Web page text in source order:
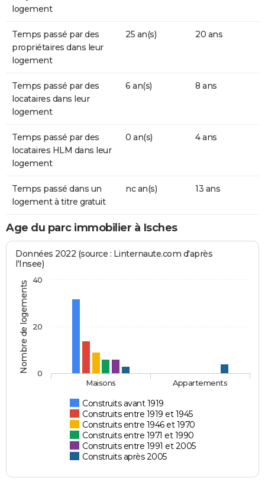
logement
Temps passé par des
propriétaires dans leur
logement
25 an(s) 20 ans
Temps passé par des
locataires dans leur
logement
6 an(s) 8 ans
Temps passé par des
locataires HLM dans leur
logement
0 an(s) 4 ans
Temps passé dans un
logement à titre gratuit
nc an(s) 13 ans
Age du parc immobilier à Isches
Nombre de logements
Données 2022 (source : Linternaute.com d'après
l'Insee)
Construits avant 1919
Construits entre 1919 et 1945
Construits entre 1946 et 1970
Construits entre 1971 et 1990
Construits entre 1991 et 2005
Construits après 2005
Maisons Appartements
0
20
40